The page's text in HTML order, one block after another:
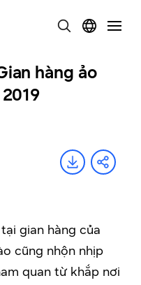
hàng ảo
gian hàng của
cũng nhộn nhịp
quan từ khắp nơi